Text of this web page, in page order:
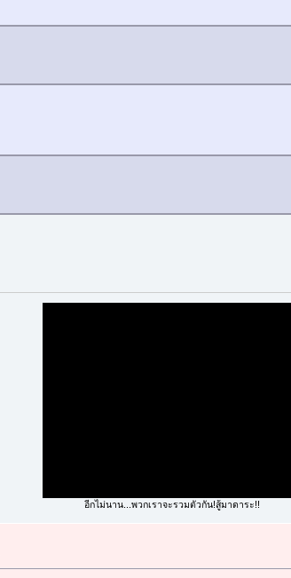
อีกไม่นาน...พวกเราจะรวมตัวกัน!สู้มาดาระ!!